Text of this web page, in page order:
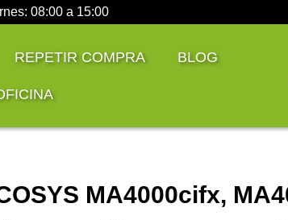
08:00 a 15:00
REPETIR COMPRA BLOG
MA4000cifx,